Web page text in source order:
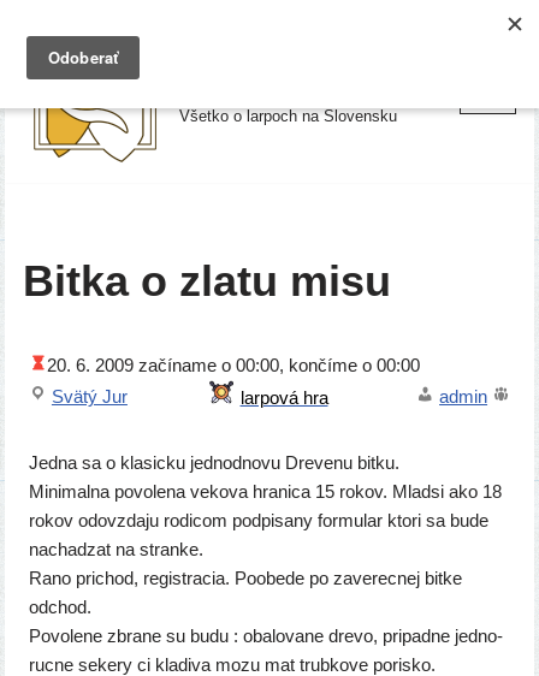
Preskočiť
Všetko o larpoch na Slovensku
Bitka o zlatu misu
20. 6. 2009 začí­na­me o 00:00, kon­čí­me o 00:00
Svätý Jur
admin
Jedna sa o kla­sic­ku jed­nod­no­vu Drevenu bit­ku.
Minimalna povo­le­na veko­va hra­ni­ca 15 rokov. Mladsi ako 18
rokov odo­vzda­ju rodi­com pod­pi­sa­ny for­mu­lar kto­ri sa bude
nacha­dzat na stran­ke.
Rano pri­chod, regis­tra­cia. Poobede po zave­rec­nej bit­ke
odchod.
Povolene zbra­ne su budu : oba­lo­va­ne dre­vo, pri­pad­ne jed­no­
ruc­ne seke­ry ci kla­di­va mozu mat trub­ko­ve porisko.